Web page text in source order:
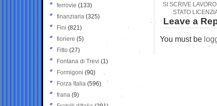
SI SCRIVE
STATO
Leave a
You must be
ferrovie (133)
finanziaria (325)
Fini (821)
fioriere (5)
Fitto (27)
Fontana di Trevi (1)
Formigoni (90)
Forza Italia (596)
frana (9)